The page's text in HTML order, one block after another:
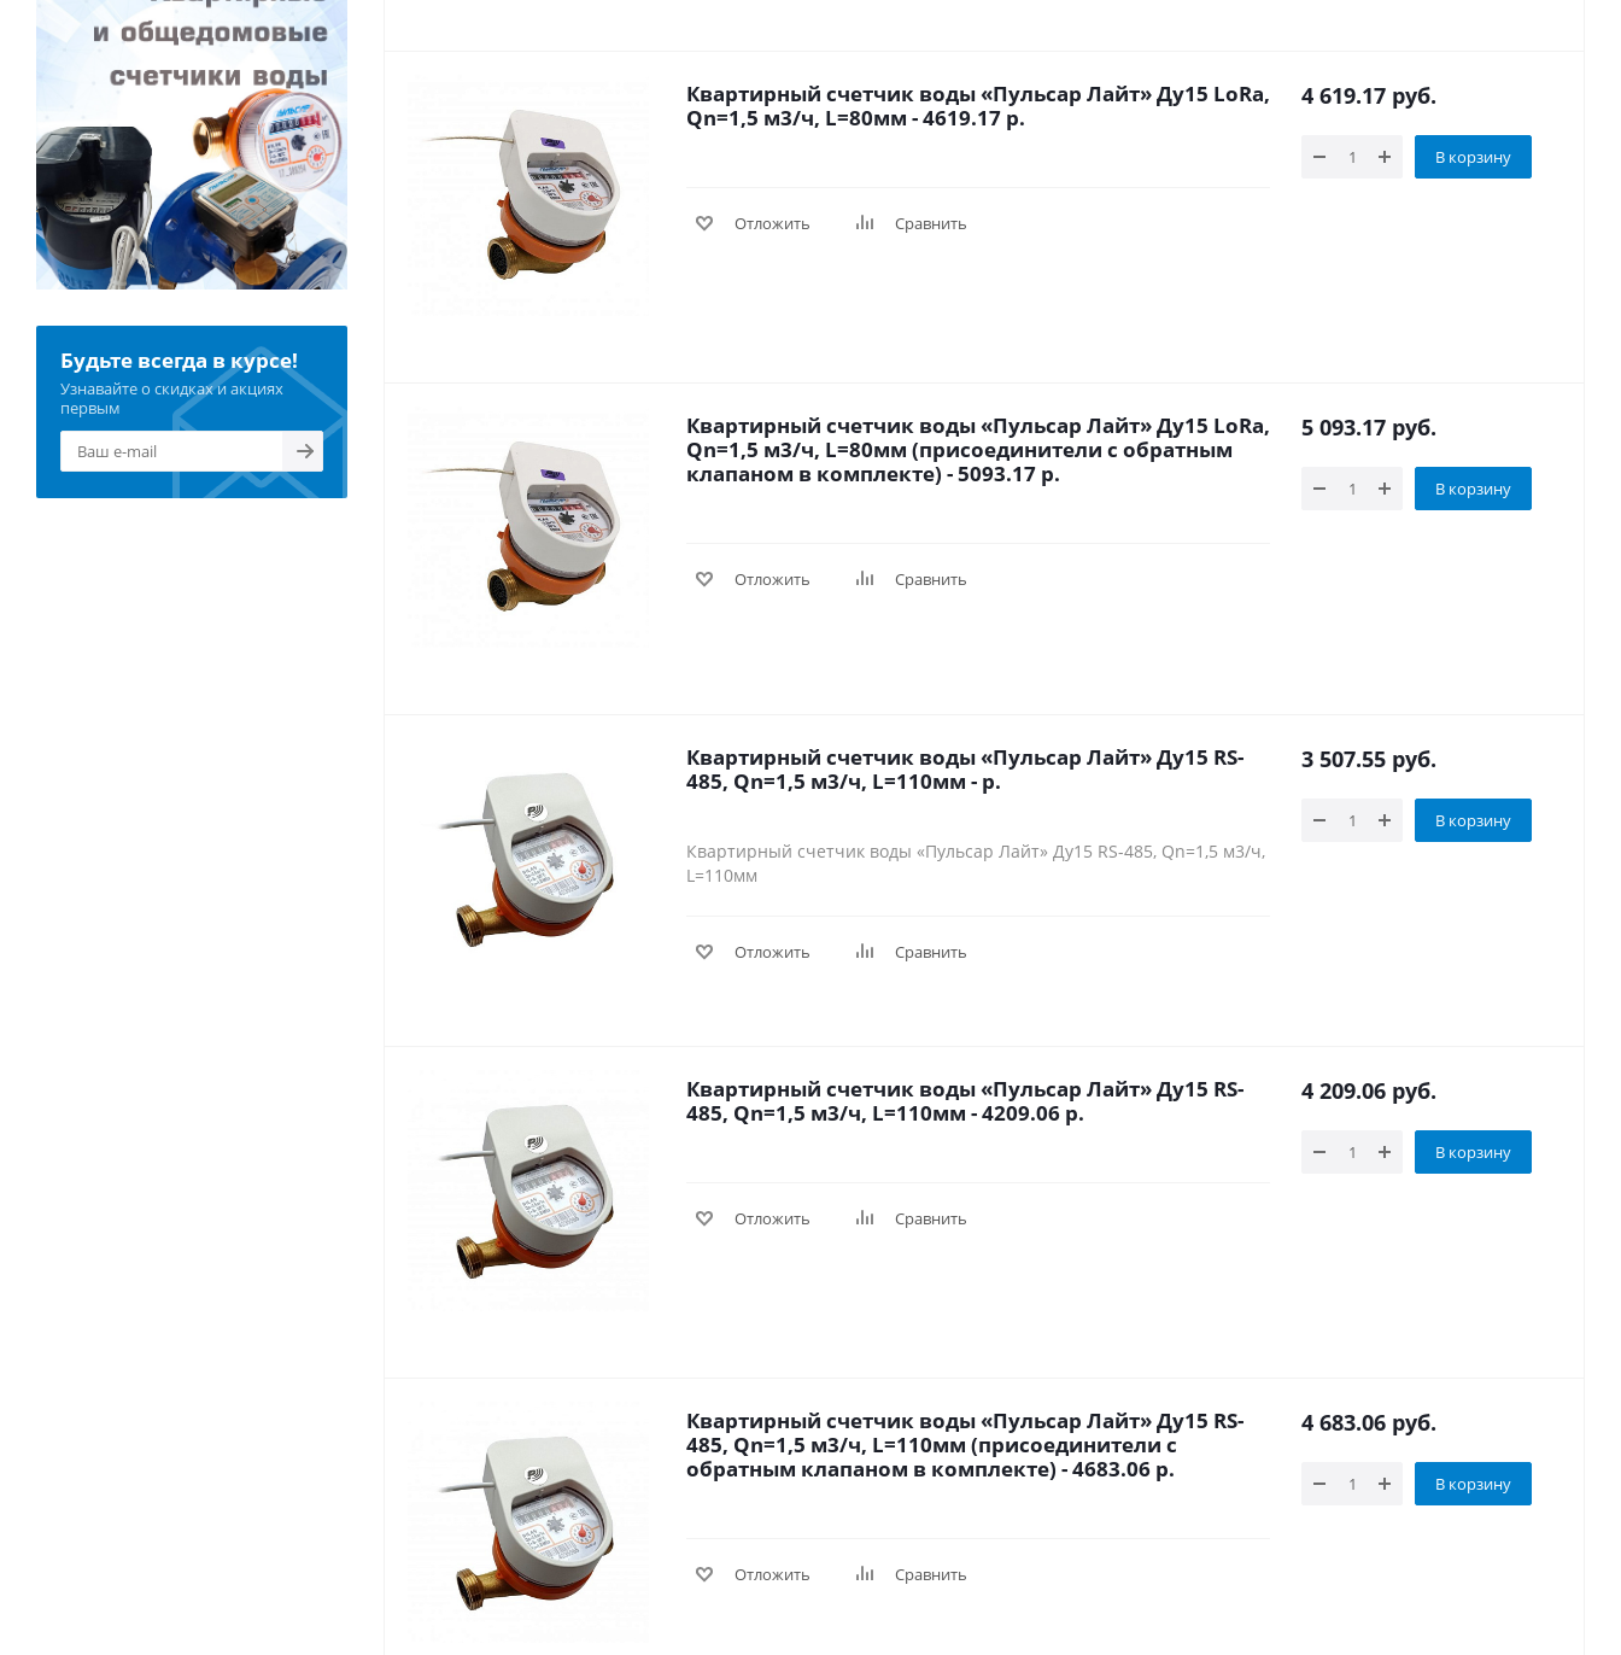
Квартирный счетчик воды «Пульсар Лайт» Ду15 LoRa,
Qn=1,5 м3/ч, L=80мм - 4619.17 р.
Отложить Сравнить
4 619.17 руб.
В корзину
Квартирный счетчик воды «Пульсар Лайт» Ду15 LoRa,
Qn=1,5 м3/ч, L=80мм (присоединители с обратным
клапаном в комплекте) - 5093.17 р.
Отложить Сравнить
5 093.17 руб.
В корзину
Квартирный счетчик воды «Пульсар Лайт» Ду15 RS-
485, Qn=1,5 м3/ч, L=110мм - р.
Квартирный счетчик воды «Пульсар Лайт» Ду15 RS-485, Qn=1,5 м3/ч,
L=110мм
Отложить Сравнить
3 507.55 руб.
В корзину
Квартирный счетчик воды «Пульсар Лайт» Ду15 RS-
485, Qn=1,5 м3/ч, L=110мм - 4209.06 р.
Отложить Сравнить
4 209.06 руб.
В корзину
Квартирный счетчик воды «Пульсар Лайт» Ду15 RS-
485, Qn=1,5 м3/ч, L=110мм (присоединители с
обратным клапаном в комплекте) - 4683.06 р.
Отложить Сравнить
4 683.06 руб.
В корзину
Будьте всегда в курсе!
Узнавайте о скидках и акциях
первым